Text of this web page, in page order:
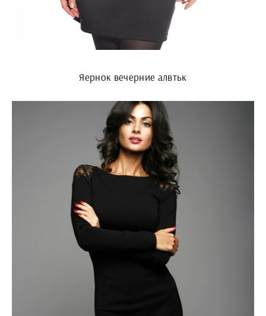
Яернок вечерние алвтьк